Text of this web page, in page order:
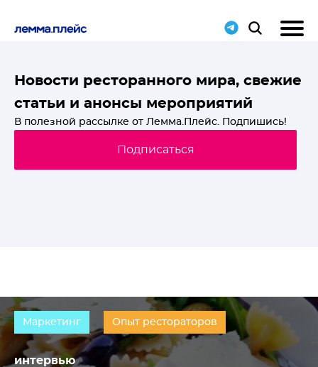
Новости ресторанного мира, свежие
статьи и анонсы мероприятий
В полезной рассылке от Лемма.Плейс. Подпишись!
Подписаться
Маркетинг Опыт рестораторов
интервью